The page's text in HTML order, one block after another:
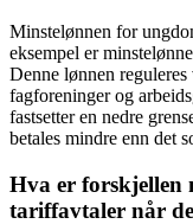
Minstelønnen for
eksempel er
Denne lønnen
fagforeninger og
fastsetter en nedre
betales mindre enn det
Hva er forskjellen
tariffavtaler når